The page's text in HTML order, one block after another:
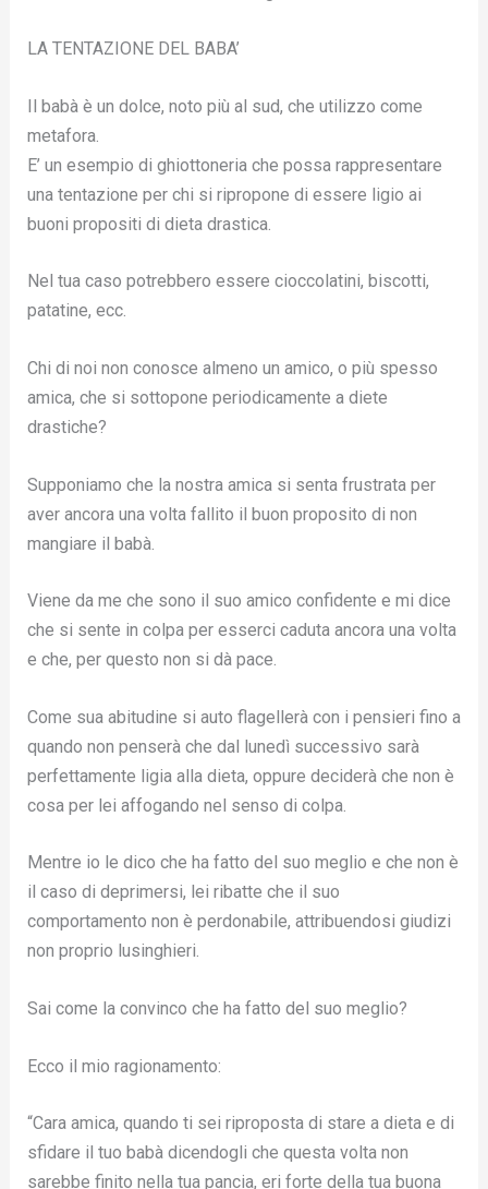
LA TENTAZIONE DEL BABA’
Il babà è un dolce, noto più al sud, che utilizzo come
metafora.
E’ un esempio di ghiottoneria che possa rappresentare
una tentazione per chi si ripropone di essere ligio ai
buoni propositi di dieta drastica.
Nel tua caso potrebbero essere cioccolatini, biscotti,
patatine, ecc.
Chi di noi non conosce almeno un amico, o più spesso
amica, che si sottopone periodicamente a diete
drastiche?
Supponiamo che la nostra amica si senta frustrata per
aver ancora una volta fallito il buon proposito di non
mangiare il babà.
Viene da me che sono il suo amico confidente e mi dice
che si sente in colpa per esserci caduta ancora una volta
e che, per questo non si dà pace.
Come sua abitudine si auto flagellerà con i pensieri fino a
quando non penserà che dal lunedì successivo sarà
perfettamente ligia alla dieta, oppure deciderà che non è
cosa per lei affogando nel senso di colpa.
Mentre io le dico che ha fatto del suo meglio e che non è
il caso di deprimersi, lei ribatte che il suo
comportamento non è perdonabile, attribuendosi giudizi
non proprio lusinghieri.
Sai come la convinco che ha fatto del suo meglio?
Ecco il mio ragionamento:
“Cara amica, quando ti sei riproposta di stare a dieta e di
sfidare il tuo babà dicendogli che questa volta non
sarebbe finito nella tua pancia, eri forte della tua buona